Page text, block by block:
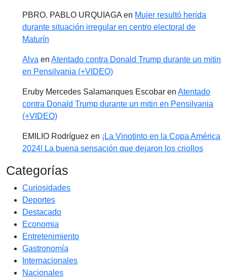
PBRO. PABLO URQUIAGAen Mujer resultó herida
durante situación irregular en centro electoral de
Maturín
Alva en Atentado contra Donald Trump durante un mitin
en Pensilvania (+VIDEO)
Eruby Mercedes Salamanques Escobar en Atentado
contra Donald Trump durante un mitin en Pensilvania
(+VIDEO)
EMILIO Rodríguez en ¡La Vinotinto en la Copa América
2024! La buena sensación que dejaron los criollos
Categorías
Curiosidades
Deportes
Destacado
Economia
Entretenimiento
Gastronomía
Internacionales
Nacionales